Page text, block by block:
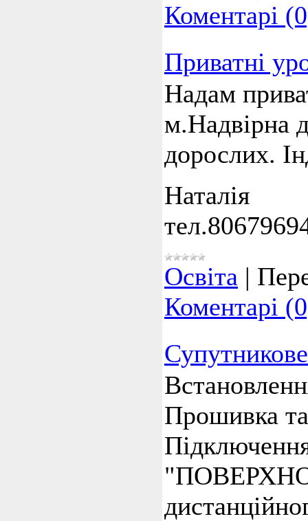
Коментарі
Приватні
Надам
м.Надвірна
дорослих.
Наталія
Освіта |
Коментарі
Прошивка